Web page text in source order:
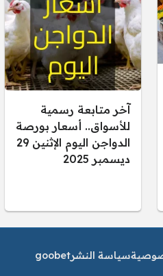
آخر متابعة رسمية
للأسواق.. أسعار بورصة
الدواجن اليوم الإثنين 29
ديسمبر 2025
سياسة النشرgoobet